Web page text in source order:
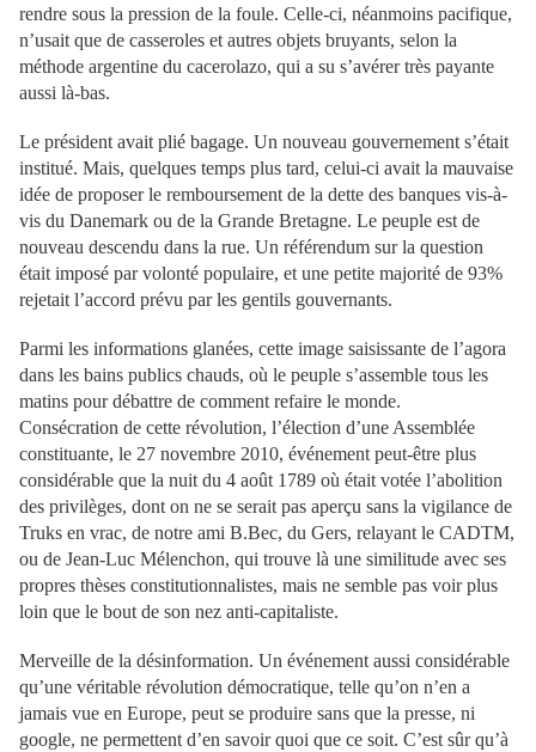
rendre sous la pression de la foule. Celle-ci, néanmoins pacifique,
n’usait que de casseroles et autres objets bruyants, selon la
méthode argentine du cacerolazo, qui a su s’avérer très payante
aussi là-bas.
Le président avait plié bagage. Un nouveau gouvernement s’était
institué. Mais, quelques temps plus tard, celui-ci avait la mauvaise
idée de proposer le remboursement de la dette des banques vis-à-
vis du Danemark ou de la Grande Bretagne. Le peuple est de
nouveau descendu dans la rue. Un référendum sur la question
était imposé par volonté populaire, et une petite majorité de 93%
rejetait l’accord prévu par les gentils gouvernants.
Parmi les informations glanées, cette image saisissante de l’agora
dans les bains publics chauds, où le peuple s’assemble tous les
matins pour débattre de comment refaire le monde.
Consécration de cette révolution, l’élection d’une Assemblée
constituante, le 27 novembre 2010, événement peut-être plus
considérable que la nuit du 4 août 1789 où était votée l’abolition
des privilèges, dont on ne se serait pas aperçu sans la vigilance de
Truks en vrac, de notre ami B.Bec, du Gers, relayant le CADTM,
ou de Jean-Luc Mélenchon, qui trouve là une similitude avec ses
propres thèses constitutionnalistes, mais ne semble pas voir plus
loin que le bout de son nez anti-capitaliste.
Merveille de la désinformation. Un événement aussi considérable
qu’une véritable révolution démocratique, telle qu’on n’en a
jamais vue en Europe, peut se produire sans que la presse, ni
google, ne permettent d’en savoir quoi que ce soit. C’est sûr qu’à